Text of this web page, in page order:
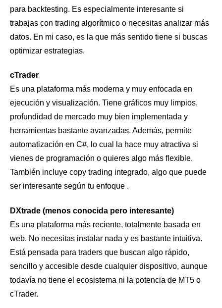
para backtesting. Es especialmente interesante si
trabajas con trading algorítmico o necesitas analizar más
datos. En mi caso, es la que más sentido tiene si buscas
optimizar estrategias.
cTrader
Es una plataforma más moderna y muy enfocada en
ejecución y visualización. Tiene gráficos muy limpios,
profundidad de mercado muy bien implementada y
herramientas bastante avanzadas. Además, permite
automatización en C#, lo cual la hace muy atractiva si
vienes de programación o quieres algo más flexible.
También incluye copy trading integrado, algo que puede
ser interesante según tu enfoque .
DXtrade (menos conocida pero interesante)
Es una plataforma más reciente, totalmente basada en
web. No necesitas instalar nada y es bastante intuitiva.
Está pensada para traders que buscan algo rápido,
sencillo y accesible desde cualquier dispositivo, aunque
todavía no tiene el ecosistema ni la potencia de MT5 o
cTrader.